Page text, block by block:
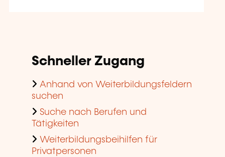
Schneller Zugang
Anhand von Weiterbildungsfeldern
suchen
Suche nach Berufen und
Tätigkeiten
Weiterbildungsbeihilfen für
Privatpersonen